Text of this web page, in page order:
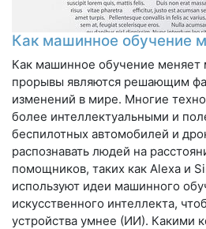
Как машинное обучение
Как машинное обучение меняет
прорывы являются решающим
изменений в мире. Многие
более интеллектуальными и
беспилотных автомобилей и
распознавать людей на
помощников, таких как Alexa и
используют идеи машинного
искусственного интеллекта,
устройства умнее (ИИ). Какими